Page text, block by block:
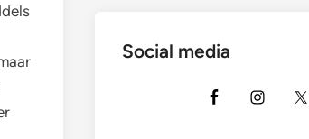
Social media